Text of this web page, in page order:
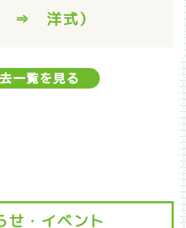
⇒ 洋式）
一覧を見る
せ・イベント